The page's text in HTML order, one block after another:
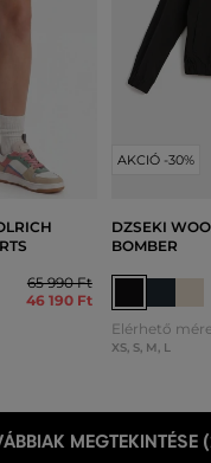
65 990 Ft
46 190 Ft
AKCIÓ -30%
DZSEKI
BOMBER
Elérhető
XS, S, M, L
MEGTEKINTÉSE